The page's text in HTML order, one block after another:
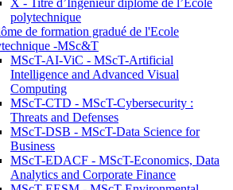
X - Titre d’Ingénieur diplômé de l’École
polytechnique
de formation gradué de l'Ecole
-MSc&T
MScT-AI-ViC - MScT-Artificial
Intelligence and Advanced Visual
Computing
MScT-CTD - MScT-Cybersecurity :
Threats and Defenses
MScT-DSB - MScT-Data Science for
Business
MScT-EDACF - MScT-Economics, Data
Analytics and Corporate Finance